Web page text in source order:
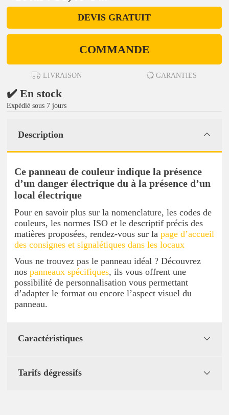
DEVIS GRATUIT
COMMANDE
LIVRAISON GARANTIES
✔️ En stock
Expédié sous 7 jours
Description
Ce panneau de couleur indique la présence
d’un danger électrique du à la présence d’un
local électrique
Pour en savoir plus sur la nomenclature, les codes de
couleurs, les normes ISO et le descriptif précis des
matières proposées, rendez-vous sur la page d’accueil
des consignes et signalétiques dans les locaux
Vous ne trouvez pas le panneau idéal ? Découvrez
nos panneaux spécifiques, ils vous offrent une
possibilité de personnalisation vous permettant
d’adapter le format ou encore l’aspect visuel du
panneau.
Caractéristiques
Tarifs dégressifs